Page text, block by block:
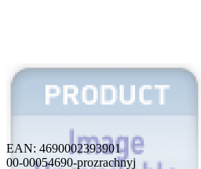
EAN: 4690002393901
00-00054690-prozrachnyj